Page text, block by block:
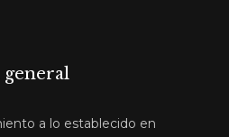
a lo establecido en